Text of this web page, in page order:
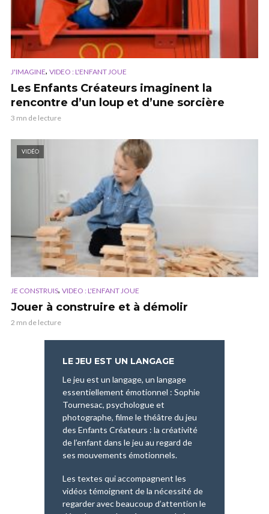
J'IMAGINE, VIDEO : L'ENFANT JOUE
Les Enfants Créateurs imaginent la
rencontre d’un loup et d’une sorcière
3 mn de lecture
VIDÉO
JE CONSTRUIS, VIDEO : L'ENFANT JOUE
Jouer à construire et à démolir
2 mn de lecture
LE JEU EST UN LANGAGE
Le jeu est un langage, un langage
essentiellement émotionnel : Sophie
Tournesac, psychologue et
photographe, filme le théâtre du jeu
des Enfants Créateurs : la créativité
de l’enfant dans le jeu au regard de
ses mouvements émotionnels.
Les textes qui accompagnent les
vidéos témoignent de la nécessité de
regarder avec beaucoup d’attention le